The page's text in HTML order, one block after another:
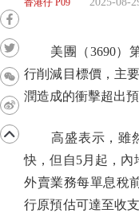
美團（3690）第
行削減目標價，主
潤造成的衝擊超出預
高盛表示，雖然
快，但自5月起，內
外賣業務每單息稅
行原預估可達至收